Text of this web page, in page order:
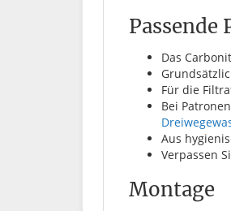
Passende
Das
Für die
Bei
Aus
Verpassen
Montage